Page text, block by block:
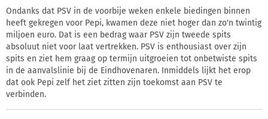
Ondanks dat PSV in de voorbije weken enkele biedingen binnen
heeft gekregen voor Pepi, kwamen deze niet hoger dan zo'n twintig
miljoen euro. Dat is een bedrag waar PSV zijn tweede spits
absoluut niet voor laat vertrekken. PSV is enthousiast over zijn
spits en ziet hem graag op termijn uitgroeien tot onbetwiste spits
in de aanvalslinie bij de Eindhovenaren. Inmiddels lijkt het erop
dat ook Pepi zelf het ziet zitten zijn toekomst aan PSV te
verbinden.